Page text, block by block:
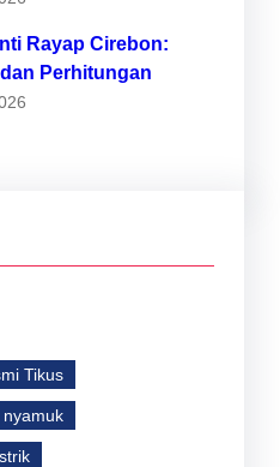
Rayap Cirebon:
Perhitungan
Tikus